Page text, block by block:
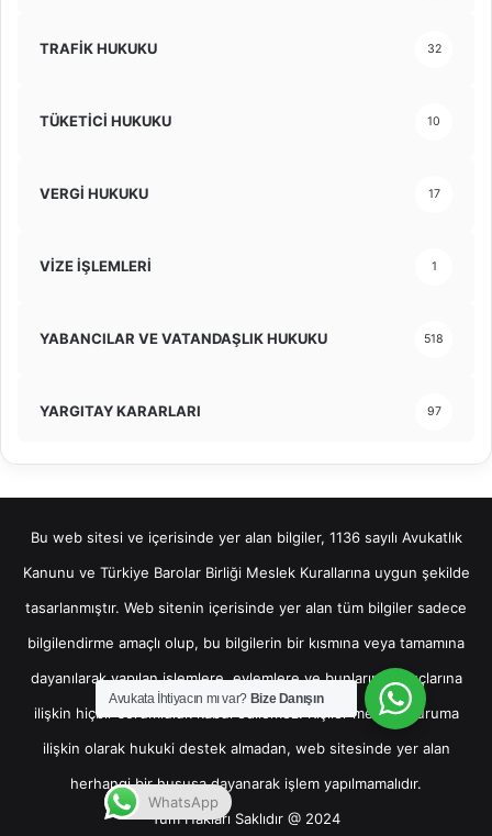
TRAFİK HUKUKU 32
TÜKETİCİ HUKUKU 10
VERGİ HUKUKU 17
VİZE İŞLEMLERİ 1
YABANCILAR VE VATANDAŞLIK HUKUKU 518
YARGITAY KARARLARI 97
Bu web sitesi ve içerisinde yer alan bilgiler, 1136 sayılı Avukatlık
Kanunu ve Türkiye Barolar Birliği Meslek Kurallarına uygun şekilde
tasarlanmıştır. Web sitenin içerisinde yer alan tüm bilgiler sadece
bilgilendirme amaçlı olup, bu bilgilerin bir kısmına veya tamamına
dayanılarak yapılan işlemlere, eylemlere ve bunların sonuçlarına
ilişkin hiçbir sorumluluk kabul edilemez. Kişiler mevcut duruma
ilişkin olarak hukuki destek almadan, web sitesinde yer alan
herhangi bir hususa dayanarak işlem yapılmamalıdır.
Tüm Hakları Saklıdır @ 2024
Avukata İhtiyacın mı var? Bize Danışın
WhatsApp